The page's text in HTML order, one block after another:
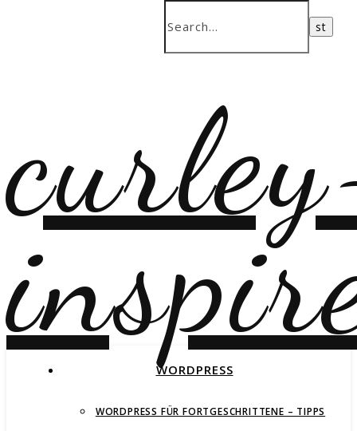
WORDPRESS
WORDPRESS FÜR FORTGESCHRITTENE – TIPPS